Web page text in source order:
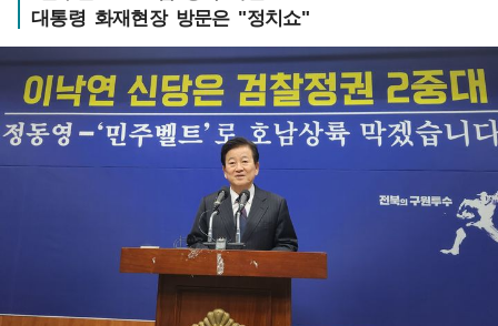
대통령 화재현장 방문은 "정치쇼"